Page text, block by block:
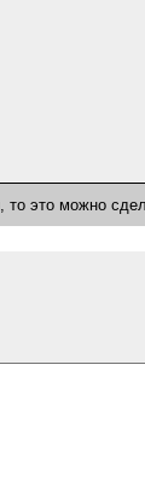
то это можно